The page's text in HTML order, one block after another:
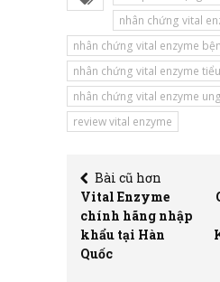
nhân chứng vital
nhân chứng vital enzyme
nhân chứng vital enzyme
nhân chứng vital enzyme
review vital enzyme
Bài cũ hơn
Vital Enzyme
chính hãng nhập
khẩu tại Hàn
Quốc